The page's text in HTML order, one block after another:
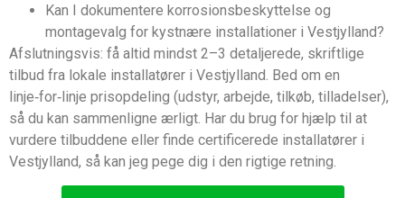
Kan I dokumentere korrosionsbeskyttelse og
montagevalg for kystnære installationer i Vestjylland?
Afslutningsvis: få altid mindst 2–3 detaljerede, skriftlige
tilbud fra lokale installatører i Vestjylland. Bed om en
linje‑for‑linje prisopdeling (udstyr, arbejde, tilkøb, tilladelser),
så du kan sammenligne ærligt. Har du brug for hjælp til at
vurdere tilbuddene eller finde certificerede installatører i
Vestjylland, så kan jeg pege dig i den rigtige retning.